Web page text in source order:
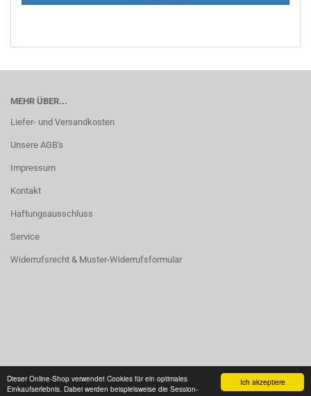
Ich akzeptiere
Dieser Online-Shop verwendet Cookies für ein optimales
Einkaufserlebnis. Dabei werden beispielsweise die Session-
MEHR ÜBER...
Liefer- und Versandkosten
Unsere AGB's
Impressum
Kontakt
Haftungsausschluss
Service
Widerrufsrecht & Muster-Widerrufsformular
Vertrag widerrufen